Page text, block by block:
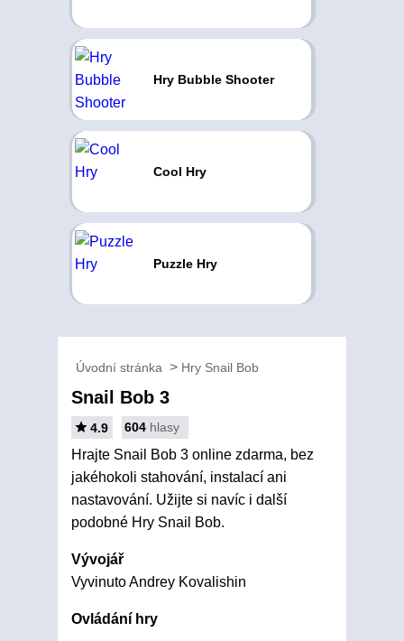
Hry Bubble Shooter
Cool Hry
Puzzle Hry
Úvodní stránka Hry Snail Bob
Snail Bob 3
4.9 604 hlasy
Hrajte Snail Bob 3 online zdarma, bez
jakéhokoli stahování, instalací ani
nastavování. Užijte si navíc i další
podobné Hry Snail Bob.
Vývojář
Vyvinuto Andrey Kovalishin
Ovládání hry